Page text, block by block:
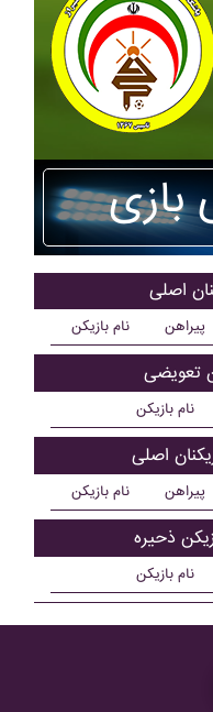
بازی
نام بازیکن پیراهن
نام بازیکن
نام بازیکن پیراهن
نام بازیکن